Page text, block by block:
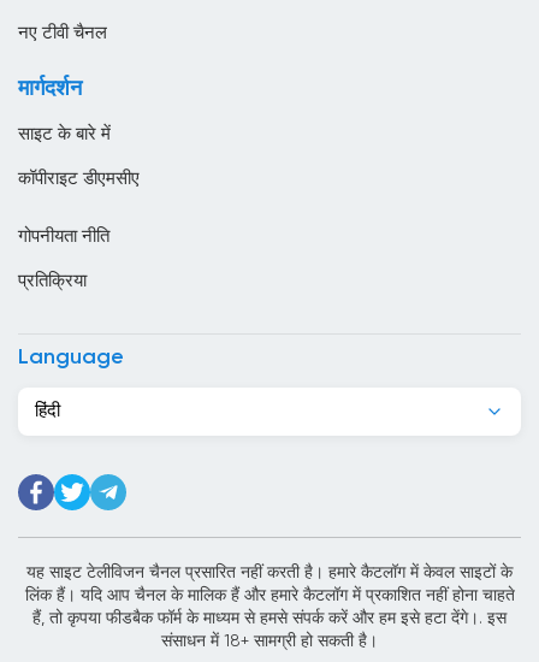
कोलंबिया
कोसोवो
कोस्टा रिका
घाना
चिली
चीन
जमैका
जर्मनी
नए टीवी चैनल
मार्गदर्शन
साइट के बारे में
कॉपीराइट डीएमसीए
गोपनीयता नीति
प्रतिक्रिया
Language
हिंदी
यह साइट टेलीविजन चैनल प्रसारित नहीं करती है। हमारे कैटलॉग में केवल साइटों के
लिंक हैं। यदि आप चैनल के मालिक हैं और हमारे कैटलॉग में प्रकाशित नहीं होना चाहते
हैं, तो कृपया फीडबैक फॉर्म के माध्यम से हमसे संपर्क करें और हम इसे हटा देंगे।. इस
संसाधन में 18+ सामग्री हो सकती है।